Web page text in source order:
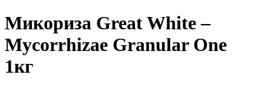
Микориза Great White –
Mycorrhizae Granular One
1кг